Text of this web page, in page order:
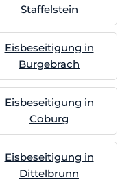
Staffelstein
Eisbeseitigung in
Burgebrach
Eisbeseitigung in
Coburg
Eisbeseitigung in
Dittelbrunn